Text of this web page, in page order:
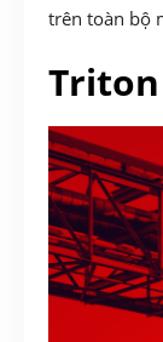
trên toàn bộ
Triton